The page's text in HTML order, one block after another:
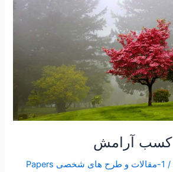
/
1-مقالات و طرح های شخصی Papers